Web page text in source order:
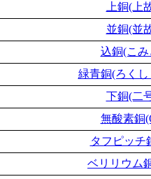
上銅(上
並銅(並
込銅(こみ
緑青銅(ろく
下銅(二
無酸素銅
タフピッチ
ベリリウム